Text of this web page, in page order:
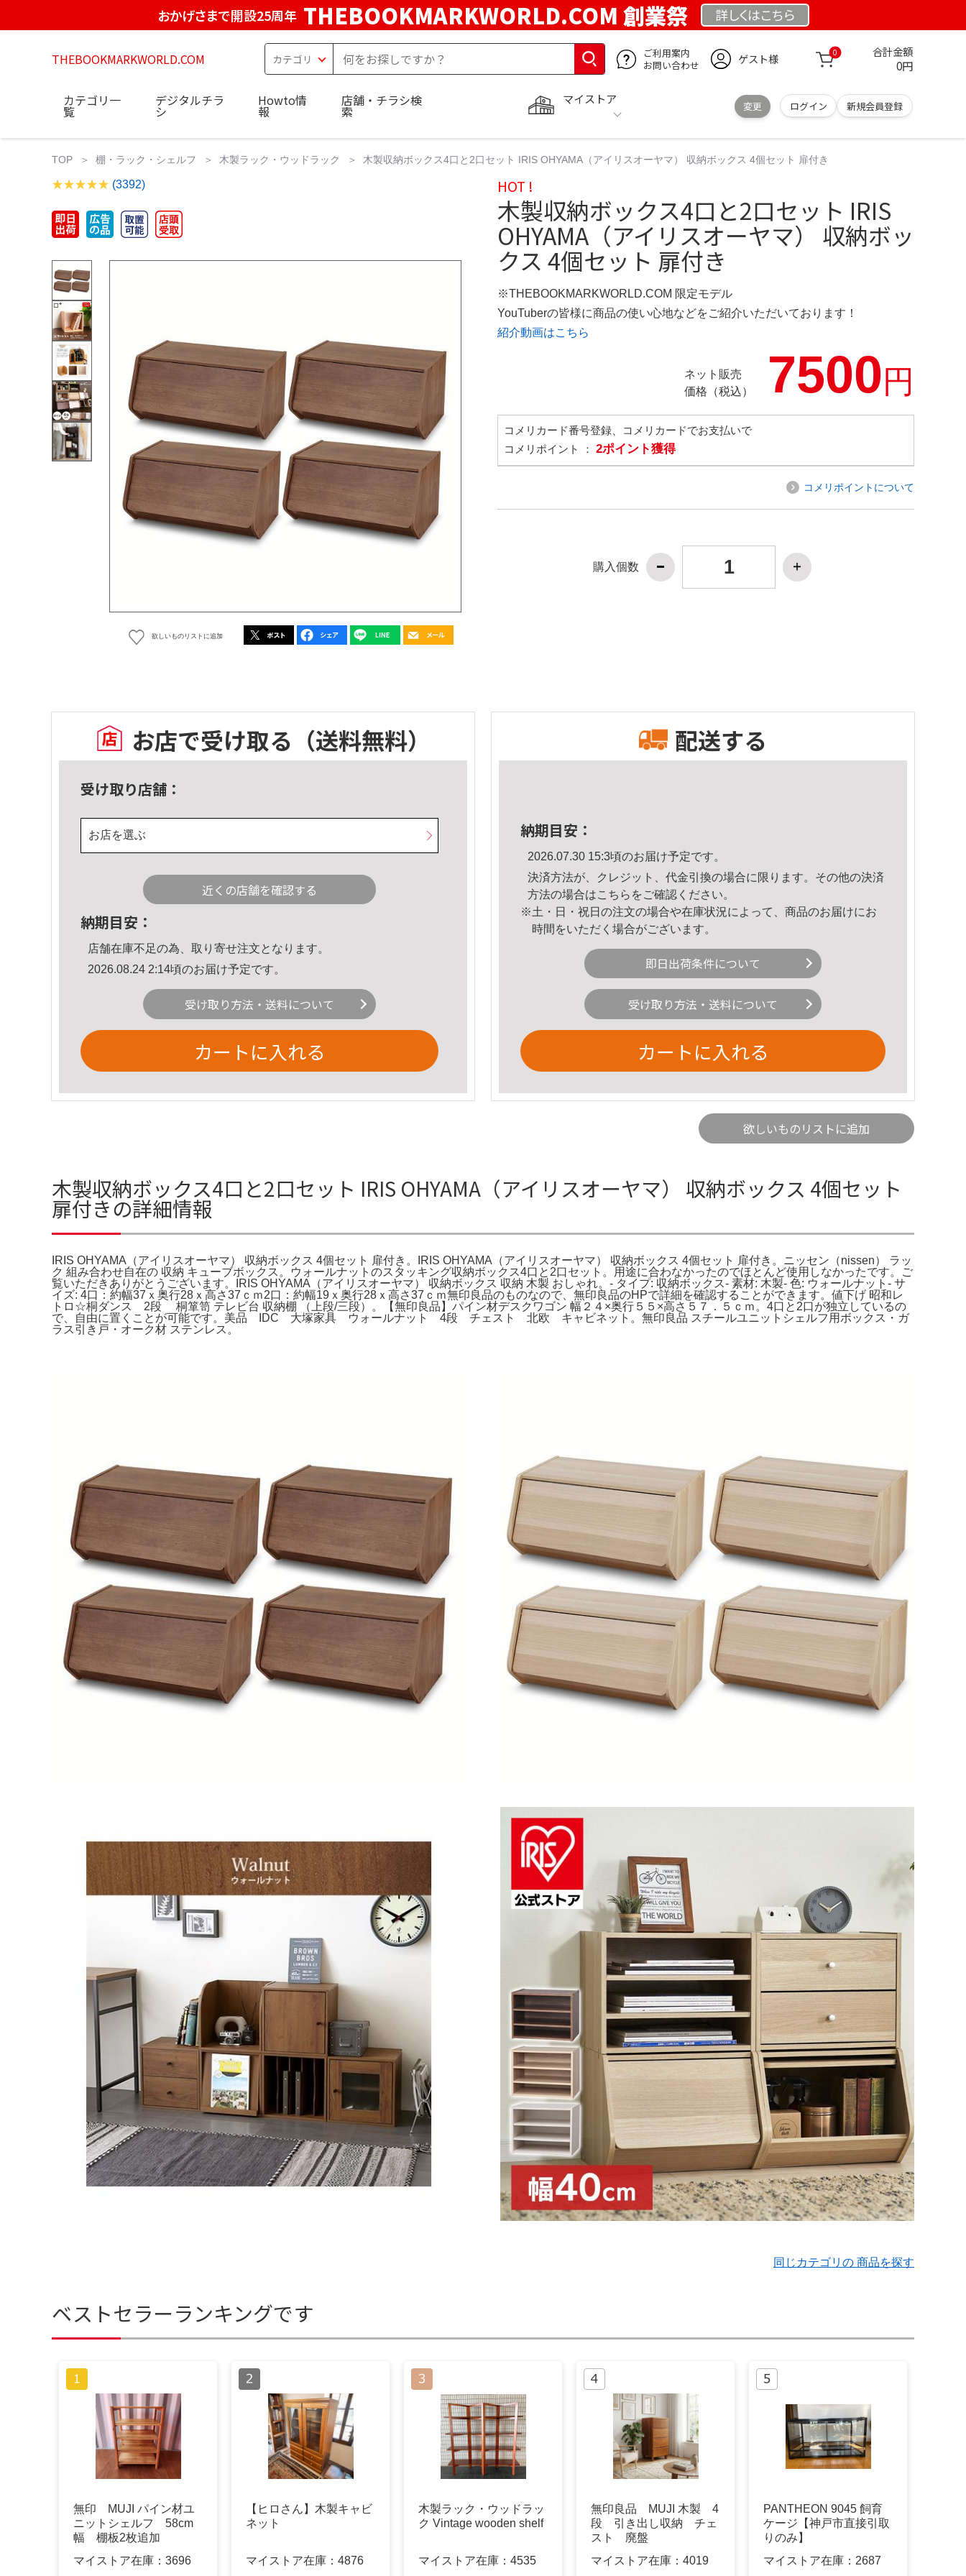
おかげさまで開設25周年 THEBOOKMARKWORLD.COM 創業祭 詳しくはこちら
THEBOOKMARKWORLD.COM
ご利用案内
お問い合わせ
ゲスト様 0 合計金額
0円
マイストア
変更 ログイン 新規会員登録
カテゴリ一
覧
デジタルチラ
シ
Howto情
報
店舗・チラシ検
索
TOP 棚・ラック・シェルフ 木製ラック・ウッドラック 木製収納ボックス4口と2口セット IRIS OHYAMA（アイリスオーヤマ） 収納ボックス 4個セット 扉付き
(3392)
欲しいものリストに追加
HOT !
木製収納ボックス4口と2口セット IRIS
OHYAMA（アイリスオーヤマ） 収納ボッ
クス 4個セット 扉付き
※THEBOOKMARKWORLD.COM 限定モデル
YouTuberの皆様に商品の使い心地などをご紹介いただいております！
紹介動画はこちら
ネット販売
価格（税込）
7500円
コメリカード番号登録、コメリカードでお支払いで
コメリポイント ： 2ポイント獲得
コメリポイントについて
購入個数
お店で受け取る （送料無料）
受け取り店舗：
お店を選ぶ
近くの店舗を確認する
納期目安：
店舗在庫不足の為、取り寄せ注文となります。
2026.08.24 2:14頃のお届け予定です。
受け取り方法・送料について
カートに入れる
配送する
納期目安：
2026.07.30 15:3頃のお届け予定です。
決済方法が、クレジット、代金引換の場合に限ります。その他の決済
方法の場合はこちら をご確認ください。
※土・日・祝日の注文の場合や在庫状況によって、商品のお届けにお
時間をいただく場合がございます。
即日出荷条件について
受け取り方法・送料について
カートに入れる
欲しいものリストに追加
木製収納ボックス4口と2口セット IRIS OHYAMA（アイリスオーヤマ） 収納ボックス 4個セット
扉付きの詳細情報
IRIS OHYAMA（アイリスオーヤマ） 収納ボックス 4個セット 扉付き。IRIS OHYAMA（アイリスオーヤマ） 収納ボックス 4個セット 扉付き。ニッセン（nissen） ラッ
ク 組み合わせ自在の 収納 キューブボックス。ウォールナットのスタッキング収納ボックス4口と2口セット。用途に合わなかったのでほとんど使用しなかったです。ご
覧いただきありがとうございます。IRIS OHYAMA（アイリスオーヤマ） 収納ボックス 収納 木製 おしゃれ。- タイプ: 収納ボックス- 素材: 木製- 色: ウォールナット- サ
イズ: 4口：約幅37ｘ奥行28ｘ高さ37ｃｍ2口：約幅19ｘ奥行28ｘ高さ37ｃｍ無印良品のものなので、無印良品のHPで詳細を確認することができます。値下げ 昭和レ
トロ☆桐ダンス 2段 桐箪笥 テレビ台 収納棚 （上段/三段）。【無印良品】パイン材デスクワゴン 幅２４×奥行５５×高さ５７．５ｃｍ。4口と2口が独立しているの
で、自由に置くことが可能です。美品 IDC 大塚家具 ウォールナット 4段 チェスト 北欧 キャビネット。無印良品 スチールユニットシェルフ用ボックス・ガ
ラス引き戸・オーク材 ステンレス。
同じカテゴリの 商品を探す
ベストセラーランキングです
無印 MUJI パイン材ユ
ニットシェルフ 58cm
幅 棚板2枚追加
マイストア在庫： 3696
【ヒロさん】木製キャビ
ネット
マイストア在庫： 4876
木製ラック・ウッドラッ
ク Vintage wooden shelf
マイストア在庫： 4535
無印良品 MUJI 木製 4
段 引き出し収納 チェ
スト 廃盤
マイストア在庫： 4019
PANTHEON 9045 飼育
ケージ【神戸市直接引取
りのみ】
マイストア在庫： 2687